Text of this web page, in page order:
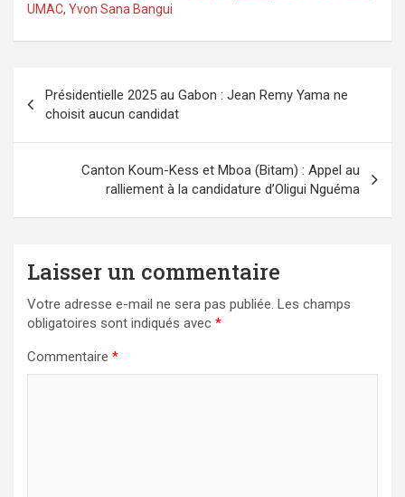
UMAC, Yvon Sana Bangui
de
l’article
Présidentielle 2025 au Gabon : Jean Remy Yama ne
choisit aucun candidat
Canton Koum-Kess et Mboa (Bitam) : Appel au
ralliement à la candidature d’Oligui Nguéma
Laisser un commentaire
Votre adresse e-mail ne sera pas publiée. Les champs
obligatoires sont indiqués avec *
Commentaire *